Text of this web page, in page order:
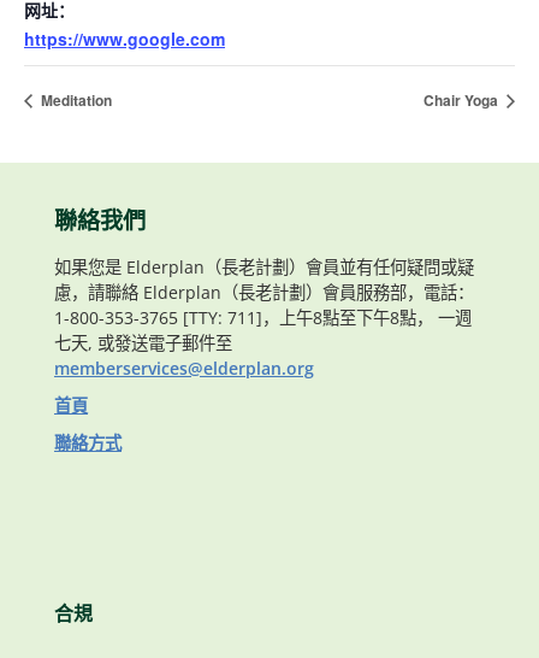
网址：
https://www.google.com
Meditation Chair Yoga
聯絡我們
如果您是 Elderplan（長老計劃）會員並有任何疑問或疑
慮，請聯絡 Elderplan（長老計劃）會員服務部，電話：
1-800-353-3765 [TTY: 711]，上午8點至下午8點， 一週
七天, 或發送電子郵件至
memberservices@elderplan.org
首頁
聯絡方式
合規